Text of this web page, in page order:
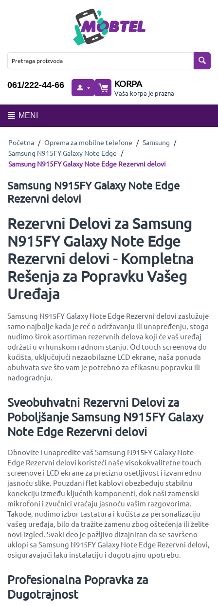
061/222-44-66 KORPA
Vaša korpa je prazna
MENI
Početna / Oprema za mobilne telefone / Samsung /
Samsung N915FY Galaxy Note Edge /
Samsung N915FY Galaxy Note Edge Rezervni delovi
Samsung N915FY Galaxy Note Edge
Rezervni delovi
Rezervni Delovi za Samsung
N915FY Galaxy Note Edge
Rezervni delovi - Kompletna
Rešenja za Popravku Vašeg
Uređaja
Samsung N915FY Galaxy Note Edge Rezervni delovi zaslužuje
samo najbolje kada je reč o održavanju ili unapređenju, stoga
nudimo širok asortiman rezervnih delova koji će vaš uređaj
održati u vrhunskom radnom stanju. Od touch screenova do
kućišta, uključujući nezaobilazne LCD ekrane, naša ponuda
obuhvata sve što vam je potrebno za efikasnu popravku ili
nadogradnju.
Sveobuhvatni Rezervni Delovi za
Poboljšanje Samsung N915FY Galaxy
Note Edge Rezervni delovi
Obnovite i unapredite vaš Samsung N915FY Galaxy Note
Edge Rezervni delovi koristeći naše visokokvalitetne touch
screenove i LCD ekrane za preciznu osetljivost i izvanrednu
jasnoću slike. Pouzdani flet kablovi obezbeđuju stabilnu
konekciju između ključnih komponenti, dok naši zamenski
mikrofoni i zvučnici vraćaju jasnoću vašim razgovorima.
Takođe, nudimo izbor tastatura i kućišta za personalizaciju
vašeg uređaja, bilo da tražite zamenu zbog oštećenja ili želite
novi izgled. Svaki deo je pažljivo dizajniran da se savršeno
uklopi sa Samsung N915FY Galaxy Note Edge Rezervni delovi,
osiguravajući laku instalaciju i dugotrajnu upotrebu.
Profesionalna Popravka za
Dugotrajnost